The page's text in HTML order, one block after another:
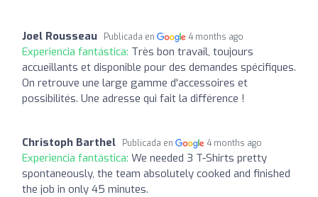
Joel Rousseau Publicada en 4 months ago
Experiencia fantástica: Très bon travail, toujours
accueillants et disponible pour des demandes spécifiques.
On retrouve une large gamme d'accessoires et
possibilités. Une adresse qui fait la différence !
Christoph Barthel Publicada en 4 months ago
Experiencia fantástica: We needed 3 T-Shirts pretty
spontaneously, the team absolutely cooked and finished
the job in only 45 minutes.